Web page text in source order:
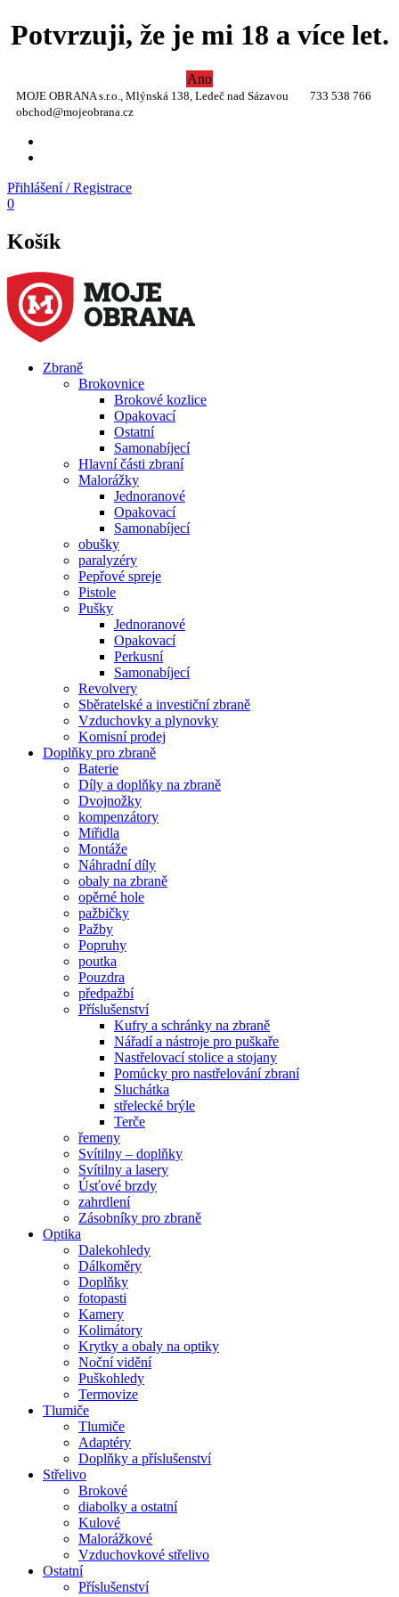
Potvrzuji, že je mi 18 a více let.
Ano
MOJE OBRANA s.r.o., Mlýnská 138, Ledeč nad Sázavou
733 538 766
obchod@mojeobrana.cz
Přihlášení / Registrace
0
Košík
Zbraně
Brokovnice
Brokové kozlice
Opakovací
Ostatní
Samonabíjecí
Hlavní části zbraní
Malorážky
Jednoranové
Opakovací
Samonabíjecí
obušky
paralyzéry
Pepřové spreje
Pistole
Pušky
Jednoranové
Opakovací
Perkusní
Samonabíjecí
Revolvery
Sběratelské a investiční zbraně
Vzduchovky a plynovky
Komisní prodej
Doplňky pro zbraně
Baterie
Díly a doplňky na zbraně
Dvojnožky
kompenzátory
Miřidla
Montáže
Náhradní díly
obaly na zbraně
opěrné hole
pažbičky
Pažby
Popruhy
poutka
Pouzdra
předpažbí
Příslušenství
Kufry a schránky na zbraně
Nářadí a nástroje pro puškaře
Nastřelovací stolice a stojany
Pomůcky pro nastřelování zbraní
Sluchátka
střelecké brýle
Terče
řemeny
Svítilny – doplňky
Svítilny a lasery
Úsťové brzdy
zahrdlení
Zásobníky pro zbraně
Optika
Dalekohledy
Dálkoměry
Doplňky
fotopasti
Kamery
Kolimátory
Krytky a obaly na optiky
Noční vidění
Puškohledy
Termovize
Tlumiče
Tlumiče
Adaptéry
Doplňky a příslušenství
Střelivo
Brokové
diabolky a ostatní
Kulové
Malorážkové
Vzduchovkové střelivo
Ostatní
Příslušenství